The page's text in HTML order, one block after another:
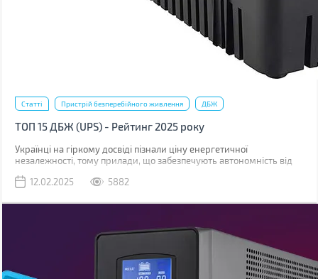
Статті Пристрій безперебійного живлення ДБЖ
ТОП 15 ДБЖ (UPS) - Рейтинг 2025 року
Українці на гіркому досвіді пізнали ціну енергетичної
незалежності, тому прилади, що забезпечують автономність від
12.02.2025
5882